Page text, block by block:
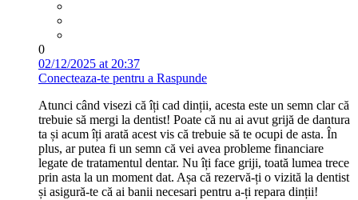
0
02/12/2025 at 20:37
Conecteaza-te pentru a Raspunde
Atunci când visezi că îți cad dinții, acesta este un semn clar că
trebuie să mergi la dentist! Poate că nu ai avut grijă de dantura
ta și acum îți arată acest vis că trebuie să te ocupi de asta. În
plus, ar putea fi un semn că vei avea probleme financiare
legate de tratamentul dentar. Nu îți face griji, toată lumea trece
prin asta la un moment dat. Așa că rezervă-ți o vizită la dentist
și asigură-te că ai banii necesari pentru a-ți repara dinții!